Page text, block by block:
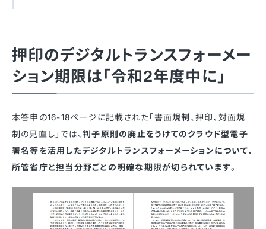
押印のデジタルトランスフォーメー
ション期限は「令和2年度中に」
本答申の16-18ページに記載された「書面規制、押印、対面規
制の見直し」では、判子原則の廃止をうけてのクラウド型電子
署名等を活用したデジタルトランスフォーメーションについて、
所管省庁と担当分野ごとの明確な期限が切られています。